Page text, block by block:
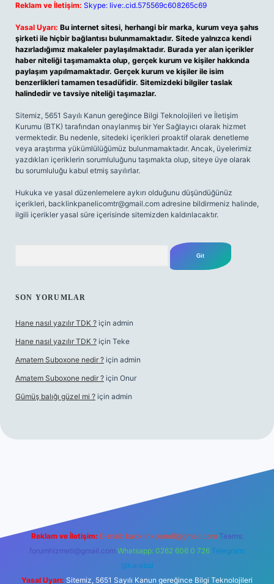
Reklam ve İletişim: Skype: live:.cid.575569c608265c69
Yasal Uyarı: Bu internet sitesi, herhangi bir marka, kurum veya şahıs
şirketi ile hiçbir bağlantısı bulunmamaktadır. Sitede yalnızca kendi
hazırladığımız makaleler paylaşılmaktadır. Burada yer alan içerikler
haber niteliği taşımamakta olup, gerçek kurum ve kişiler hakkında
paylaşım yapılmamaktadır. Gerçek kurum ve kişiler ile isim
benzerlikleri tamamen tesadüfidir. Sitemizdeki bilgiler taslak
halindedir ve tavsiye niteliği taşımazlar.
Sitemiz, 5651 Sayılı Kanun gereğince Bilgi Teknolojileri ve İletişim
Kurumu (BTK) tarafından onaylanmış bir Yer Sağlayıcı olarak hizmet
vermektedir. Bu nedenle, sitedeki içerikleri proaktif olarak denetleme
veya araştırma yükümlülüğümüz bulunmamaktadır. Ancak, üyelerimiz
yazdıkları içeriklerin sorumluluğunu taşımakta olup, siteye üye olarak
bu sorumluluğu kabul etmiş sayılırlar.
Hukuka ve yasal düzenlemelere aykırı olduğunu düşündüğünüz
içerikleri, backlinkpanelicomtr@gmail.com adresine bildirmeniz halinde,
ilgili içerikler yasal süre içerisinde sitemizden kaldırılacaktır.
SON YORUMLAR
Hane nasıl yazılır TDK ? için admin
Hane nasıl yazılır TDK ? için Teke
Amatem Suboxone nedir ? için admin
Amatem Suboxone nedir ? için Onur
Gümüş balığı güzel mi ? için admin
Reklam ve İletişim: E-mail: backlinkpaneli@gmail.com Teams:
forumhizmeti@gmail.com Whatsapp: 0262 606 0 726 Telegram:
@karabul
Yasal Uyarı: Sitemiz, 5651 Sayılı Kanun gereğince Bilgi Teknolojileri